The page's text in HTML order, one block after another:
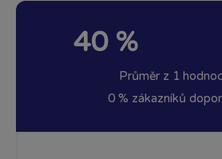
40 %
Průměr z 1
0 % zákazníků